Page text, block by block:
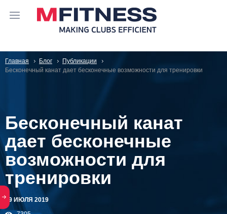
Главная Блог
Публикации
Бесконечный канат дает бесконечные возможности для тренировки
Бесконечный канат
дает бесконечные
возможности для
тренировки
29 ИЮЛЯ 2019